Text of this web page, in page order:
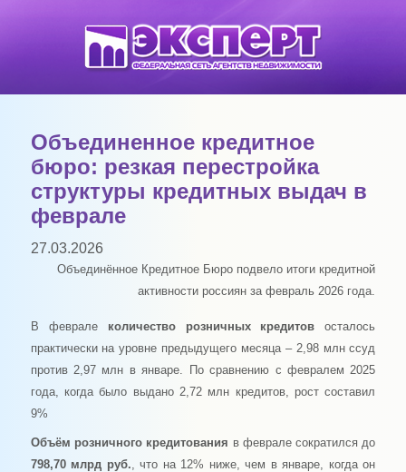
Объединенное кредитное
бюро: резкая перестройка
структуры кредитных выдач в
феврале
27.03.2026
Объединённое Кредитное Бюро подвело итоги кредитной
активности россиян за февраль 2026 года.
В февралеколичество розничных кредитовосталось
практически на уровне предыдущего месяца – 2,98 млн ссуд
против 2,97 млн в январе. По сравнению с февралем 2025
года, когда было выдано 2,72 млн кредитов, рост составил
9%
Объём розничного кредитования в феврале сократился до
798,70 млрд руб., что на 12% ниже, чем в январе, когда он